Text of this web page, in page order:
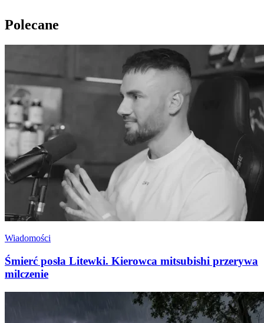
Polecane
Wiadomości
Śmierć posła Litewki. Kierowca mitsubishi przerywa
milczenie